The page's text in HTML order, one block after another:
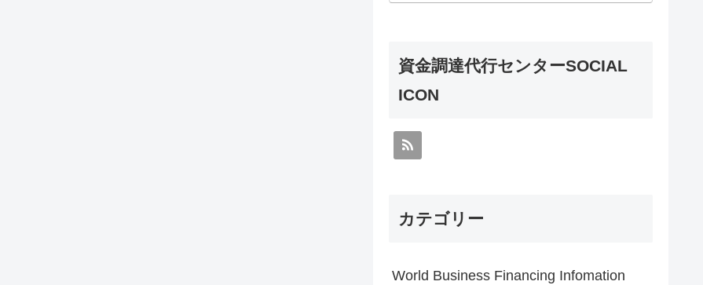
資金調達代行センターSOCIAL
ICON
カテゴリー
World Business Financing Infomation